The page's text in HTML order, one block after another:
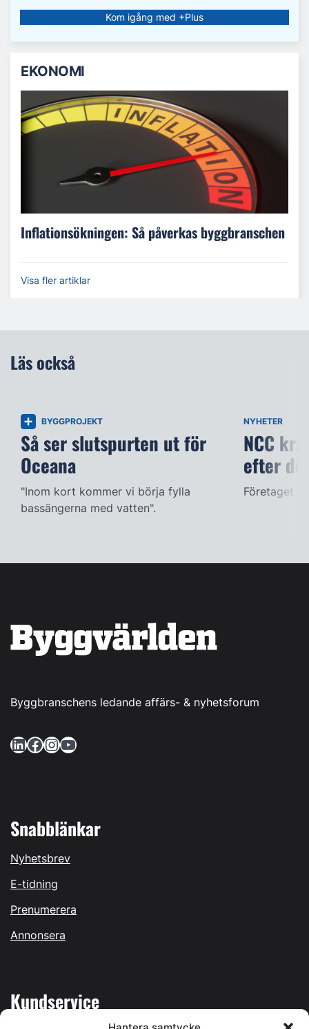
Kom igång med +Plus
EKONOMI
Inflationsökningen: Så påverkas byggbranschen
Visa fler artiklar
Läs också
BYGGPROJEKT
Så ser slutspurten ut för
Oceana
"Inom kort kommer vi börja fylla
bassängerna med vatten".
NYHETER
NCC
efter
Företaget
Byggbranschens ledande affärs- & nyhetsforum
LinkedIn Facebook InstagramYouTube
Snabblänkar
Nyhetsbrev
E-tidning
Prenumerera
Annonsera
Kundservice